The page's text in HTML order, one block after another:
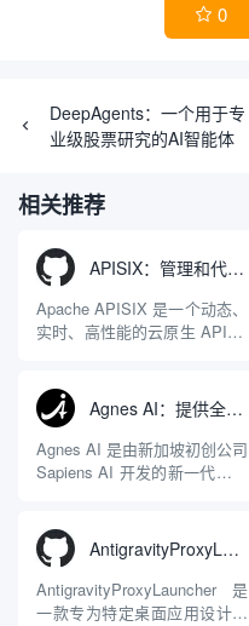
 0
DeepAgents：一个用于专
业级股票研究的AI智能体
相关推荐
APISIX：管理和代理API及大模型流量的高性能网关
Apache APISIX 是一个动态、
实时、高性能的云原生 API 网
LuaJIT 构建，并在 2019 年作
为顶级开源项目捐赠给
Apache 软件基金会。APISIX
彻底摒...
Agnes AI：提供全模态模型免费API、支持图文视频生成与复杂工程执行的智能体平台
Agnes AI 是由新加坡初创公司
Sapiens AI 开发的新一代多模
限制，提供集文本、图像、视
频生成于一体的“全模态”大模
型能力。平台的核心产品矩阵
包括主打自动化工作流的
AntigravityProxyLauncher：免TUN全局代理使用Antigravity IDE
AntigravityProxyLauncher 是
一款专为特定桌面应用设计的